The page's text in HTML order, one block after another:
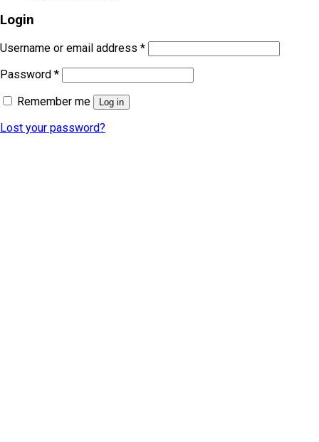
Login
Username or email address *
Password *
Remember me
Log in
Lost your password?